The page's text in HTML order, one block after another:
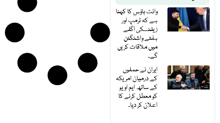
وائٹ ہاؤس کا کہنا
ہے کہ ٹرمپ اور
زیلنسکی اگلے
ہفتے واشنگٹن
میں ملاقات کریں
گے۔
ایران نے حملوں
کے درمیان امریکہ
کے ساتھ ایم او یو
کو معطل کرنے کا
اعلان کر دیا۔